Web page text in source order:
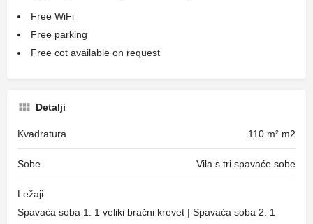
Free WiFi
Free parking
Free cot available on request
Detalji
Kvadratura 110 m² m2
Sobe Vila s tri spavaće sobe
Ležaji
Spavaća soba 1: 1 veliki bračni krevet | Spavaća soba 2: 1